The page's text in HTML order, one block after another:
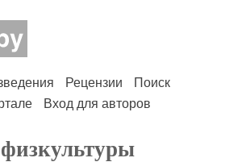
Рецензии
Поиск
Вход для авторов